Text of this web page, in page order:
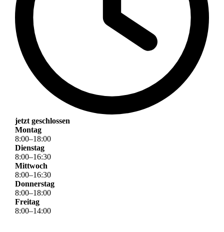
jetzt geschlossen
Montag
8:00–18:00
Dienstag
8:00–16:30
Mittwoch
8:00–16:30
Donnerstag
8:00–18:00
Freitag
8:00–14:00